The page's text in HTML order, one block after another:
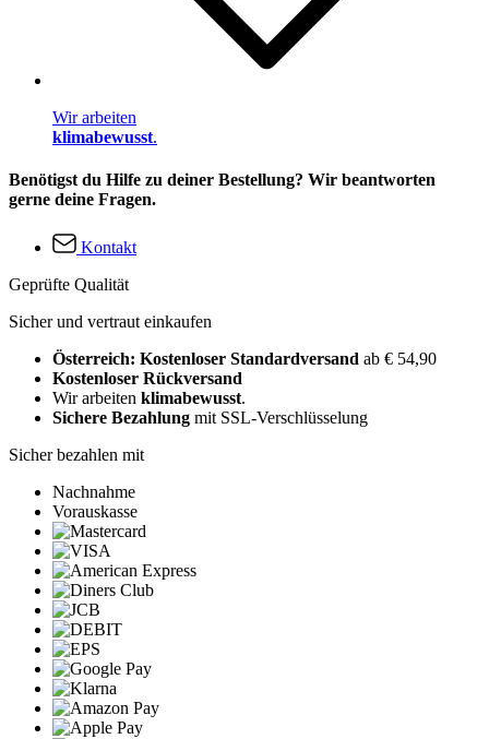
Wir arbeiten
klimabewusst.
Benötigst du Hilfe zu deiner Bestellung? Wir beantworten
gerne deine Fragen.
Kontakt
Geprüfte Qualität
Sicher und vertraut einkaufen
Österreich: Kostenloser Standardversand ab € 54,90
Kostenloser Rückversand
Wir arbeiten klimabewusst.
Sichere Bezahlung mit SSL-Verschlüsselung
Sicher bezahlen mit
Nachnahme
Vorauskasse